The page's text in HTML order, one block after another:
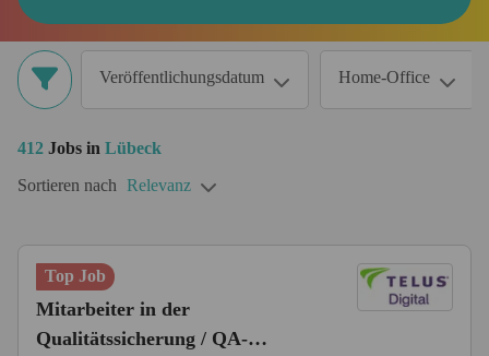
Veröffentlichungsdatum Home-Office
412 Jobs in Lübeck
Sortieren nach Relevanz
Top Job
Mitarbeiter in der
Qualitätssicherung / QA-